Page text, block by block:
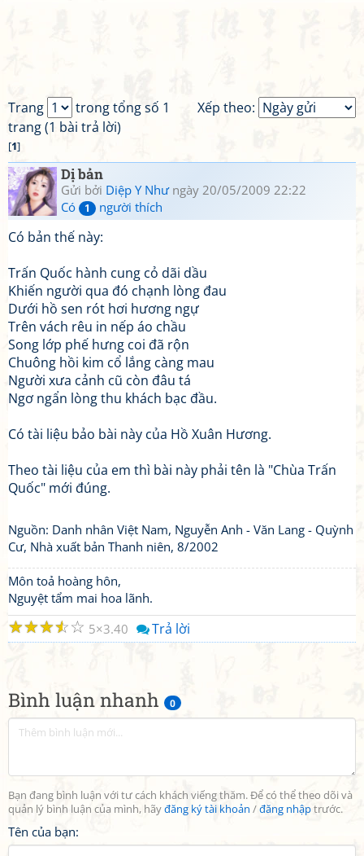
Bình luận nhanh 0
Bạn đang bình luận với tư cách khách viếng thăm. Để có thể theo dõi và
quản lý bình luận của mình, hãyđăng ký tài khoản /đăng nhậptrước.
Tên của bạn:
Xếp theo:
Trang
trong tổng số 1
trang (1 bài trả lời)
[1]
Dị bản
Gửi bởi Diệp Y Nhưngày 20/05/2009 22:22
Có
1 người thích
Có bản thế này:
Trấn Quốc hành cung cỏ dãi dầu
Khiến người qua đó chạnh lòng đau
Dưới hồ sen rót hơi hương ngự
Trên vách rêu in nếp áo chầu
Song lớp phế hưng coi đã rộn
Chuông hồi kim cổ lắng càng mau
Người xưa cảnh cũ còn đâu tá
Ngơ ngẩn lòng thu khách bạc đầu.
Có tài liệu bảo bài này của Hồ Xuân Hương.
Theo tài liệu của em thì bài này phải tên là "Chùa Trấn
Quốc" mới đúng.
Nguồn: Danh nhân Việt Nam, Nguyễn Anh - Văn Lang - Quỳnh
Cư, Nhà xuất bản Thanh niên, 8/2002
Môn toả hoàng hôn,
Nguyệt tẩm mai hoa lãnh.
☆
☆
☆
☆
☆ 5 3.40 Trả lời